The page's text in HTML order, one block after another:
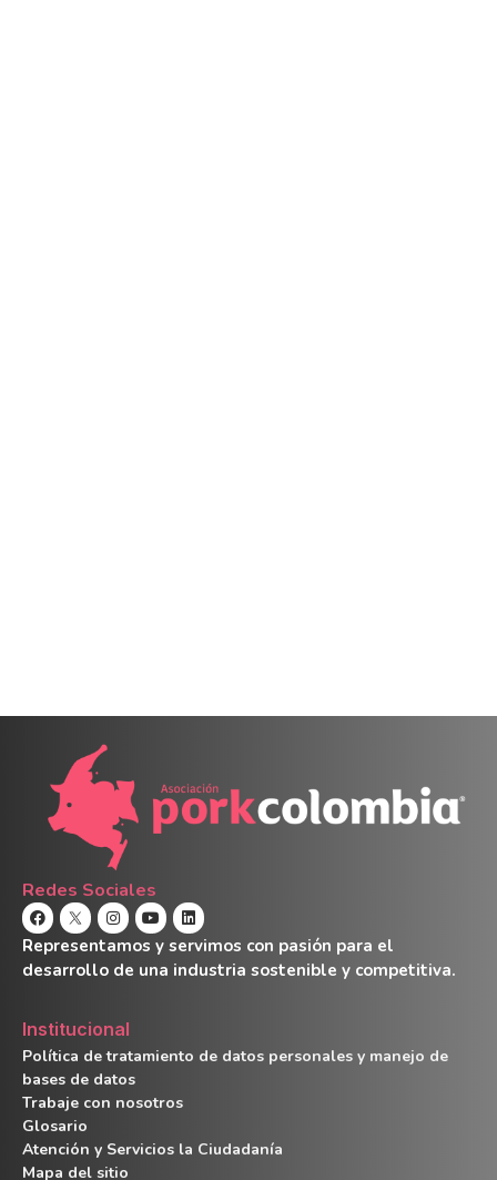
Redes Sociales
Representamos y servimos con pasión para el
desarrollo de una industria sostenible y competitiva.
Institucional
Política de tratamiento de datos personales y manejo de
bases de datos
Trabaje con nosotros
Glosario
Atención y Servicios la Ciudadanía
Mapa del sitio